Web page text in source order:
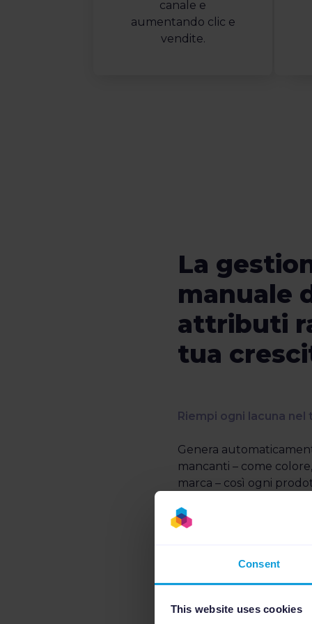
Consent
This website uses cookies
canale e
aumentando clic e
vendite.
La
manuale
attributi
tua
Riempi ogni lacuna nel
Genera
mancanti – come
marca – così ogni
livello di dettaglio
ricerche, permettendo
acquistare i tuoi prodotti.